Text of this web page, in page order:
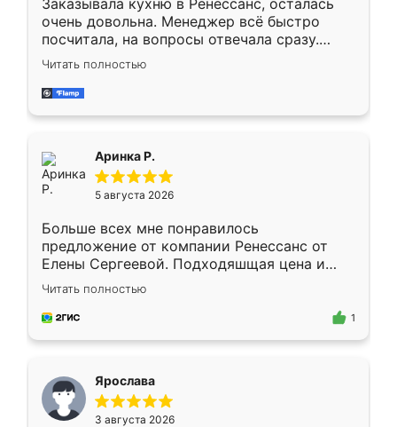
Заказывала кухню в Ренессанс, осталась
очень довольна. Менеджер всё быстро
посчитала, на вопросы отвечала сразу.
Замерщик приехал в субботу, подошёл к
делу со всей ответственностью. Собрали
за день, ребята работали аккуратно, даже
Читать полностью
Аринка Р.
5 августа 2026
Больше всех мне понравилось
предложение от компании Ренессанс от
Елены Сергеевой. Подходяшщая цена и
короткие сроки изготовления. Приехавший
для замера сотрудник Владислав
предложил по моему эскизу самый
Читать полностью
1
Ярослава
3 августа 2026